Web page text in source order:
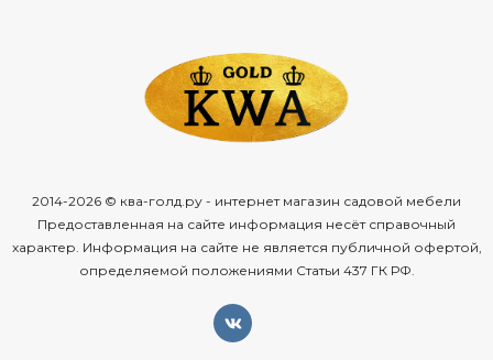
2014-2026 © ква-голд.ру - интернет магазин садовой мебели
Предоставленная на сайте информация несёт справочный
характер. Информация на сайте не является публичной офертой,
определяемой положениями Статьи 437 ГК РФ.